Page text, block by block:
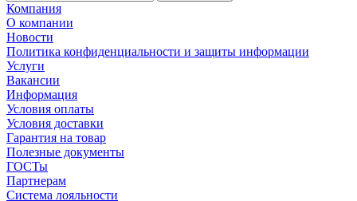
Компания
О компании
Новости
Политика конфиденциальности и защиты информации
Услуги
Вакансии
Информация
Условия оплаты
Условия доставки
Гарантия на товар
Полезные документы
ГОСТы
Партнерам
Система лояльности